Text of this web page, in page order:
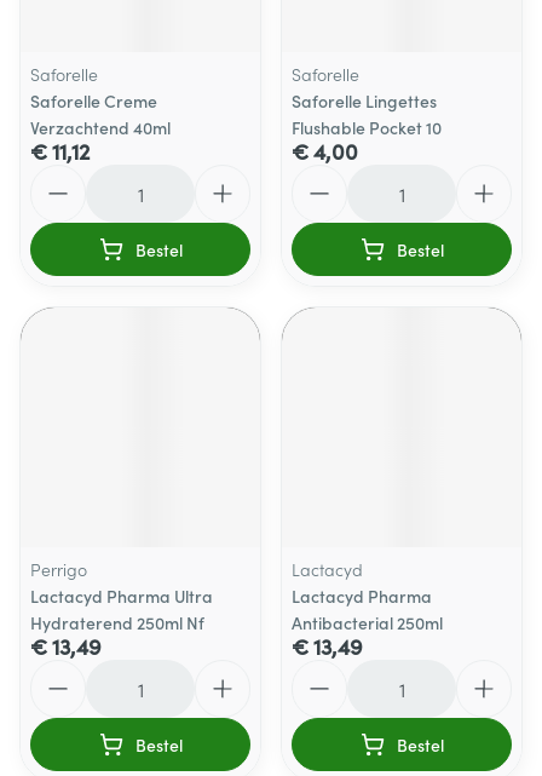
Saforelle
Saforelle Creme
Verzachtend 40ml
€ 11,12
Bestel
Saforelle
Saforelle Lingettes
Flushable Pocket 10
€ 4,00
Bestel
Perrigo
Lactacyd Pharma Ultra
Hydraterend 250ml Nf
€ 13,49
Bestel
Lactacyd
Lactacyd Pharma
Antibacterial 250ml
€ 13,49
Bestel